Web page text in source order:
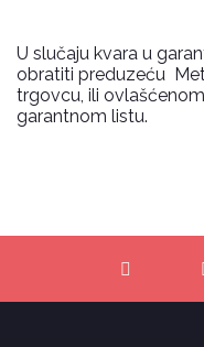
U slučaju kvara u
obratiti preduzeću
trgovcu, ili
garantnom listu.